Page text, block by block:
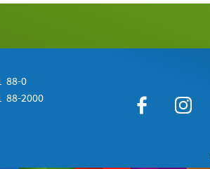
88-0
88-2000